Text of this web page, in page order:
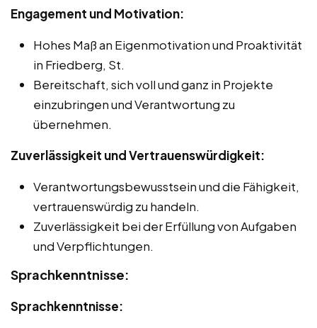
Engagement und Motivation:
Hohes Maß an Eigenmotivation und Proaktivität
in Friedberg, St.
Bereitschaft, sich voll und ganz in Projekte
einzubringen und Verantwortung zu
übernehmen.
Zuverlässigkeit und Vertrauenswürdigkeit:
Verantwortungsbewusstsein und die Fähigkeit,
vertrauenswürdig zu handeln.
Zuverlässigkeit bei der Erfüllung von Aufgaben
und Verpflichtungen.
Sprachkenntnisse:
Sprachkenntnisse: